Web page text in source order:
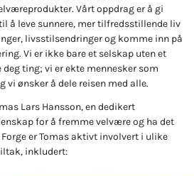
Vårt oppdrag er å gi
å leve sunnere, mer tilfredsstillende liv
livsstilsendringer og komme inn på
Vi er ikke bare et selskap uten et
ting; vi er ekte mennesker som
vi ønsker å dele reisen med alle.
Lars Hansson, en dedikert
for å fremme velvære og ha det
er Tomas aktivt involvert i ulike
inkludert: